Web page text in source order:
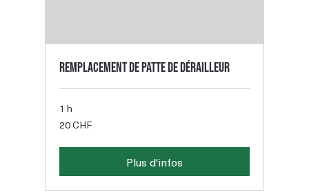
Remplacement de patte de dérailleur
1 h
francs
20 CHF
Plus d'infos